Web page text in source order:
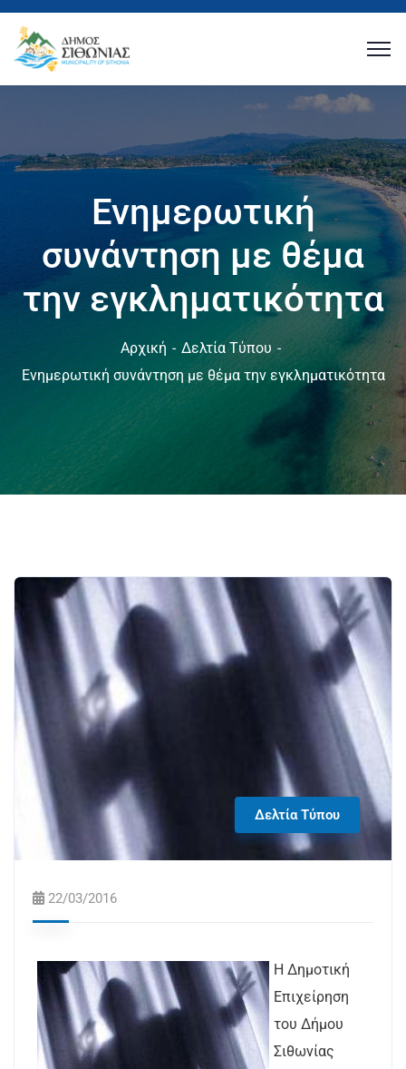
Ενημερωτική
συνάντηση με θέμα
την εγκληματικότητα
Αρχική
Δελτία Τύπου
Ενημερωτική συνάντηση με θέμα την εγκληματικότητα
Δελτία Τύπου
22/03/2016
Η Δημοτική
Επιχείρηση
του Δήμου
Σιθωνίας